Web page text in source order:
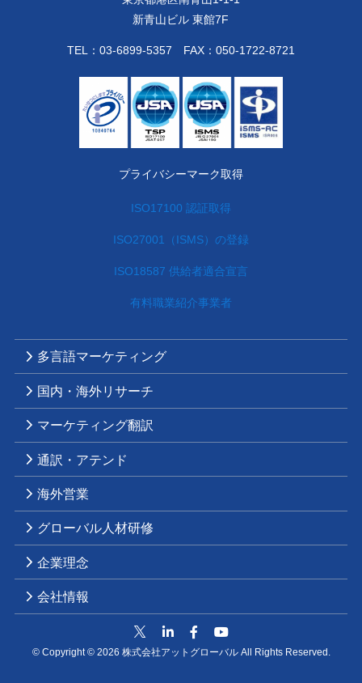
新青山ビル 東館7F
TEL： 03-6899-5357 FAX：050-1722-8721
プライバシーマーク取得
ISO17100 認証取得
ISO27001（ISMS）の登録
ISO18587 供給者適合宣言
有料職業紹介事業者
多言語マーケティング
国内・海外リサーチ
マーケティング翻訳
通訳・アテンド
海外営業
グローバル人材研修
企業理念
会社情報
© Copyright © 2026 株式会社アットグローバル All Rights Reserved.